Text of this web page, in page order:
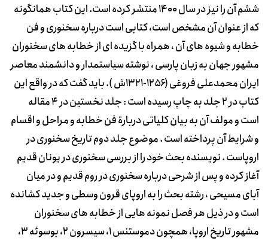
ششم آن را نیز در سال 1400 منتشر کرده است. این کتاب همانگونه
که از عنوان آن مشخص است، کتابی است درباره سخنوری و فن
خطابه و شیوه های آن ، همراه با گزیده ای از خطابه های سخنوران
مشهور جهان به زبان پارسی ، نوشته سیاستمدار و دانشمند معاصر
ایران محمدعلی فروغی (۱۲۵۶-۱۳۲۱ش ). باید گفت که در واقع این
کتاب در 2 جلد به چاپ رسیده است : جلد نخستین در 4 مقاله
است و مولف آن به بیان کلیاتی دربارة فن خطابه و مراحل و اقسام
و شرایط آن پرداخته است . موضوع جلد دوم تاریخ سخنوری در
اروپاست . نویسنده بحث خود را از بررسی سخنوری در یونان قدیم
آغاز کرده و پس از شرحی درباره سخنوری در روم قدیم و در میان
آبای مسیحی ، رشته بحث را به اروپای قرون وسطی و جدید کشانده
است و در ذیل هر فصل نمونه هایی از خطابه های سخنوران
مشهور تاریخ اروپا، همچون دموستنس ۱، سیسرون ۲، بوسوئه ۳،